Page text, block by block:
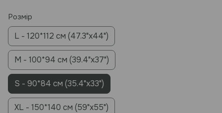
Розмір
L - 120*112 см (47.3"x44")
M - 100*94 см (39.4"x37")
S - 90*84 см (35.4"x33")
XL - 150*140 см (59"x55")